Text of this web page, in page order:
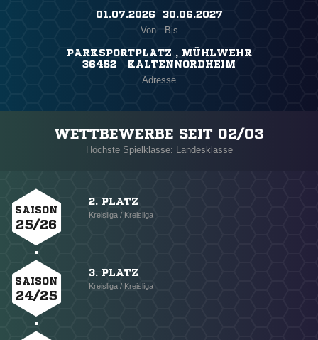
01.07.2026 ​ 30.06.2027
Von - Bis
PARKSPORTPLATZ , MÜHLWEHR
36452 KALTENNORDHEIM
Adresse
WETTBEWERBE SEIT 02/03
Höchste Spielklasse: Landesklasse
SAISON
25/26
2. PLATZ
Kreisliga / Kreisliga
SAISON
24/25
3. PLATZ
Kreisliga / Kreisliga